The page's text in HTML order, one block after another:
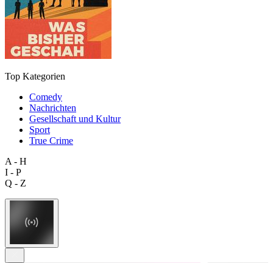
Top Kategorien
Comedy
Nachrichten
Gesellschaft und Kultur
Sport
True Crime
A - H
I - P
Q - Z